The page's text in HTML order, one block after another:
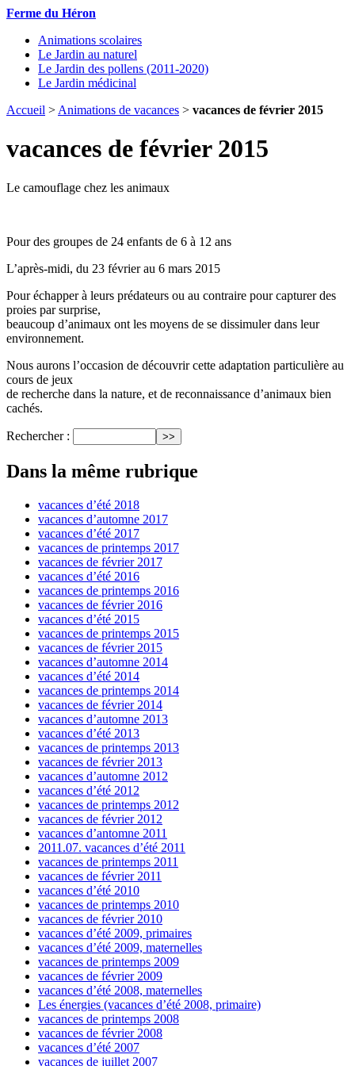
Ferme du Héron
Animations scolaires
Le Jardin au naturel
Le Jardin des pollens (2011-2020)
Le Jardin médicinal
Accueil > Animations de vacances > vacances de février 2015
vacances de février 2015
Le camouflage chez les animaux
Pour des groupes de 24 enfants de 6 à 12 ans
L’après-midi, du 23 février au 6 mars 2015
Pour échapper à leurs prédateurs ou au contraire pour capturer des
proies par surprise,
beaucoup d’animaux ont les moyens de se dissimuler dans leur
environnement.
Nous aurons l’occasion de découvrir cette adaptation particulière au
cours de jeux
de recherche dans la nature, et de reconnaissance d’animaux bien
cachés.
Rechercher :
Dans la même rubrique
vacances d’été 2018
vacances d’automne 2017
vacances d’été 2017
vacances de printemps 2017
vacances de février 2017
vacances d’été 2016
vacances de printemps 2016
vacances de février 2016
vacances d’été 2015
vacances de printemps 2015
vacances de février 2015
vacances d’automne 2014
vacances d’été 2014
vacances de printemps 2014
vacances de février 2014
vacances d’automne 2013
vacances d’été 2013
vacances de printemps 2013
vacances de février 2013
vacances d’automne 2012
vacances d’été 2012
vacances de printemps 2012
vacances de février 2012
vacances d’antomne 2011
2011.07. vacances d’été 2011
vacances de printemps 2011
vacances de février 2011
vacances d’été 2010
vacances de printemps 2010
vacances de février 2010
vacances d’été 2009, primaires
vacances d’été 2009, maternelles
vacances de printemps 2009
vacances de février 2009
vacances d’été 2008, maternelles
Les énergies (vacances d’été 2008, primaire)
vacances de printemps 2008
vacances de février 2008
vacances d’été 2007
vacances de juillet 2007